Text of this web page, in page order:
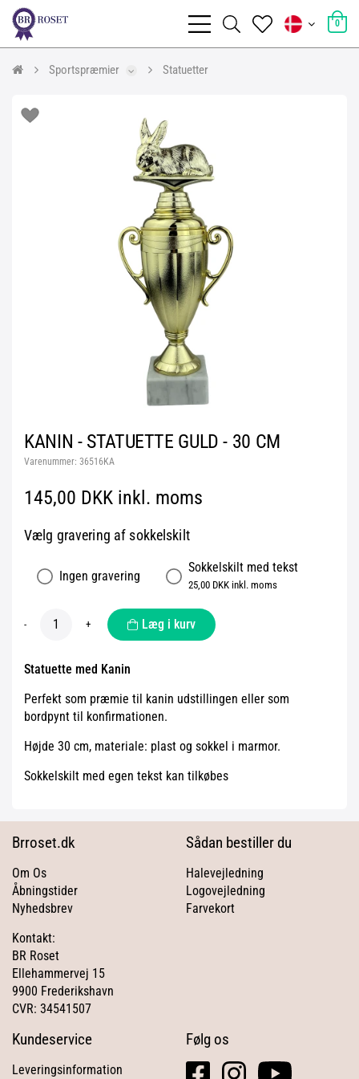
0
Sportspræmier Statuetter
KANIN - STATUETTE GULD - 30 CM
Varenummer: 36516KA
145,00 DKK inkl. moms
Vælg gravering af sokkelskilt
Ingen gravering
Sokkelskilt med tekst
25,00 DKK inkl. moms
- + Læg i kurv
Statuette med Kanin
Perfekt som præmie til kanin udstillingen eller som
bordpynt til konfirmationen.
Højde 30 cm, materiale: plast og sokkel i marmor.
Sokkelskilt med egen tekst kan tilkøbes
Brroset.dk
Om Os
Åbningstider
Nyhedsbrev
Kontakt:
BR Roset
Ellehammervej 15
9900 Frederikshavn
CVR: 34541507
Sådan bestiller du
Halevejledning
Logovejledning
Farvekort
Kundeservice
Leveringsinformation
Følg os
facebookinstagramyoutube